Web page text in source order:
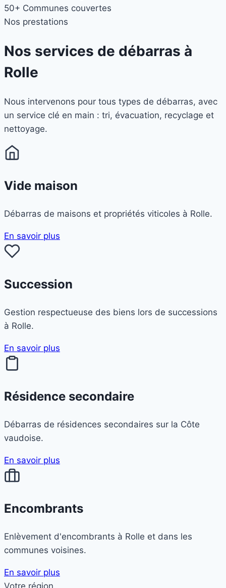
50+ Communes couvertes
Nos prestations
Nos services de débarras à
Rolle
Nous intervenons pour tous types de débarras, avec
un service clé en main : tri, évacuation, recyclage et
nettoyage.
Vide maison
Débarras de maisons et propriétés viticoles à Rolle.
En savoir plus
Succession
Gestion respectueuse des biens lors de successions
à Rolle.
En savoir plus
Résidence secondaire
Débarras de résidences secondaires sur la Côte
vaudoise.
En savoir plus
Encombrants
Enlèvement d'encombrants à Rolle et dans les
communes voisines.
En savoir plus
Votre région